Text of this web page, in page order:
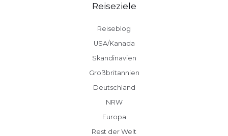
Reiseziele
Reiseblog
USA/Kanada
Skandinavien
Großbritannien
Deutschland
NRW
Europa
Rest der Welt